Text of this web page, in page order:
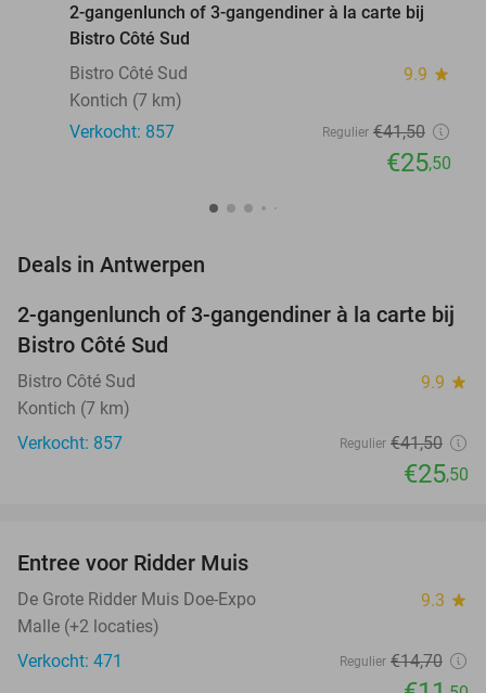
2-gangenlunch of 3-gangendiner à la carte bij
Bistro Côté Sud
Bistro Côté Sud
9.9 star
Kontich (7 km)
Verkocht: 857
Regulier €41,50
€25,50
Deals in Antwerpen
39%
2-gangenlunch of 3-gangendiner à la carte bij
Bistro Côté Sud
Bistro Côté Sud 9.9 star
Kontich (7 km)
Verkocht: 857
Regulier €41,50
€25,50
Entree voor Ridder Muis
De Grote Ridder Muis Doe-Expo 9.3 star
Malle (+2 locaties)
Verkocht: 471
Regulier €14,70